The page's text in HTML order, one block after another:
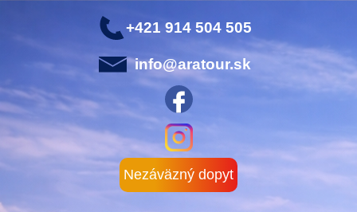
+421 914 504 505
info@aratour.sk
Nezáväzný dopyt